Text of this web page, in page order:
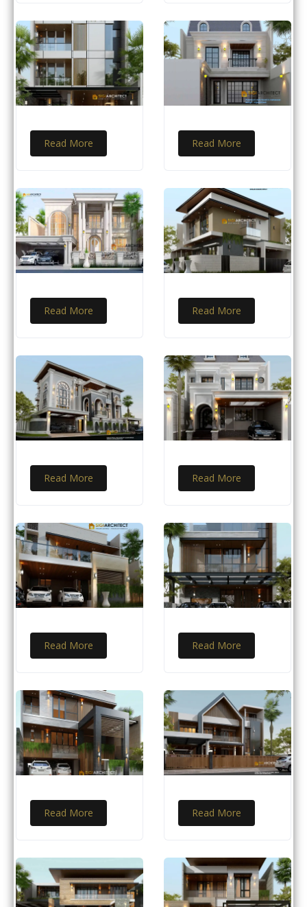
Read More Read More
Read More Read More
Read More Read More
Read More Read More
Read More Read More